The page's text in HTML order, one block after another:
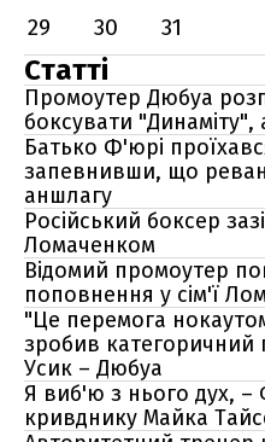
29
30 31
Статті
Промоутер Дюбуа
боксувати
Батько Ф'юрі
запевнивши, що
аншлагу
Російський боксер
Ломаченком
Відомий промоутер
поповнення у сім'ї
"Це перемога
зробив
Усик – Дюбуа
Я виб'ю з нього дух,
кривднику Майка